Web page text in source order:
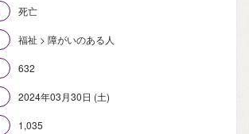
死亡
福祉 > 障がいのある人
632
2024年03月30日 (土)
1,035